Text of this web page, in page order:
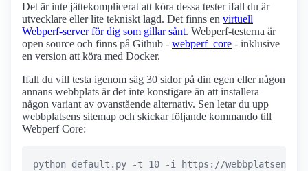
Det är inte jättekomplicerat att köra dessa tester ifall du är
utvecklare eller lite tekniskt lagd. Det finns en virtuell
Webperf-server för dig som gillar sånt. Webperf-testerna är
open source och finns på Github - webperf_core - inklusive
en version att köra med Docker.
Ifall du vill testa igenom säg 30 sidor på din egen eller någon
annans webbplats är det inte konstigare än att installera
någon variant av ovanstående alternativ. Sen letar du upp
webbplatsens sitemap och skickar följande kommando till
Webperf Core: